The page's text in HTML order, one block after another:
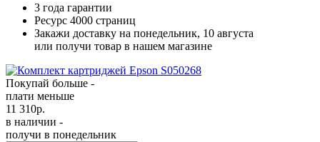
3 года гарантии
Ресурс 4000 страниц
Закажи доставку на понедельник, 10 августа
или получи товар в нашем магазине
Покупай больше -
плати меньше
11 310р.
в наличии -
получи в понедельник